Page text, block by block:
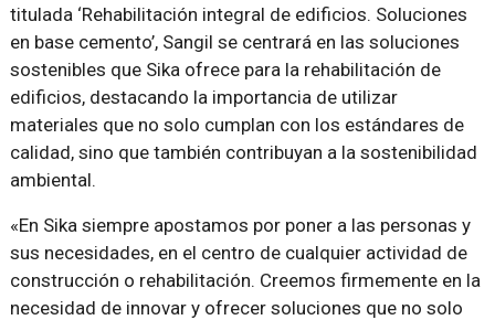
titulada ‘Rehabilitación integral de edificios. Soluciones
en base cemento’, Sangil se centrará en las soluciones
sostenibles que Sika ofrece para la rehabilitación de
edificios, destacando la importancia de utilizar
materiales que no solo cumplan con los estándares de
calidad, sino que también contribuyan a la sostenibilidad
ambiental.
«En Sika siempre apostamos por poner a las personas y
sus necesidades, en el centro de cualquier actividad de
construcción o rehabilitación. Creemos firmemente en la
necesidad de innovar y ofrecer soluciones que no solo